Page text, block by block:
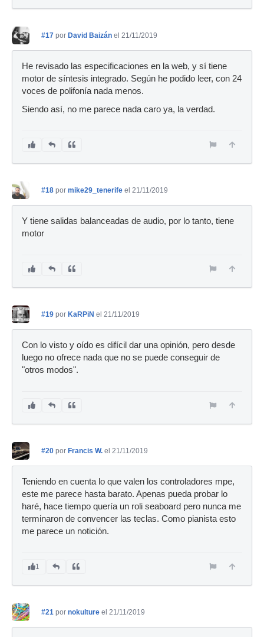
#17 por David Baizán el 21/11/2019
He revisado las especificaciones en la web, y sí tiene
motor de síntesis integrado. Según he podido leer, con 24
voces de polifonía nada menos.
Siendo así, no me parece nada caro ya, la verdad.
#18 por mike29_tenerife el 21/11/2019
Y tiene salidas balanceadas de audio, por lo tanto, tiene
motor
#19 por KaRPiN el 21/11/2019
Con lo visto y oído es difícil dar una opinión, pero desde
luego no ofrece nada que no se puede conseguir de
"otros modos".
#20 por Francis W. el 21/11/2019
Teniendo en cuenta lo que valen los controladores mpe,
este me parece hasta barato. Apenas pueda probar lo
haré, hace tiempo quería un roli seaboard pero nunca me
terminaron de convencer las teclas. Como pianista esto
me parece un notición.
1
#21 por nokulture el 21/11/2019